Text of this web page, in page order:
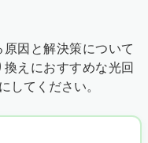
因と解決策について
えにおすすめな光回
してください。